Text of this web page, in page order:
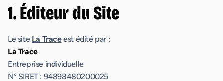
1. Éditeur du Site
Le site La Traceest édité par :
La Trace
Entreprise individuelle
N° SIRET : 94898480200025